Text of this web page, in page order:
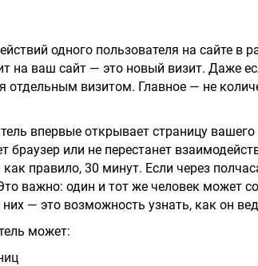
одного пользователя на сайте в
на ваш сайт — это новый визит. Даже
отдельным визитом. Главное — не
впервые открывает страницу
браузер или не перестанет
правило, 30 минут. Если через
важно: один и тот же человек может
— это возможность узнать, как он
может: